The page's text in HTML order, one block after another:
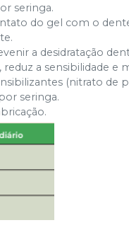
seringa.
do gel com o
a desidratação
reduz a sensibilidade
(nitrato de
seringa.